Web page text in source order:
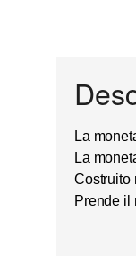
La
La
Costruito
Prende il